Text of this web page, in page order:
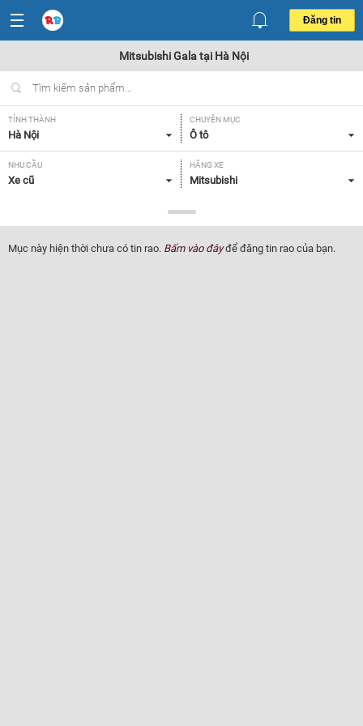
Đăng tin
Mitsubishi Gala tại Hà Nội
TỈNH THÀNH
Hà Nội
CHUYÊN MỤC
Ô tô
NHU CẦU
Xe cũ
HÃNG XE
Mitsubishi
Gala
NĂM SẢN XUẤT
Tất cả
GIÁ XE XUẤT XỨ
Mục này hiện thời chưa có tin rao. Bấm vào đâyđể đăng tin rao của bạn.